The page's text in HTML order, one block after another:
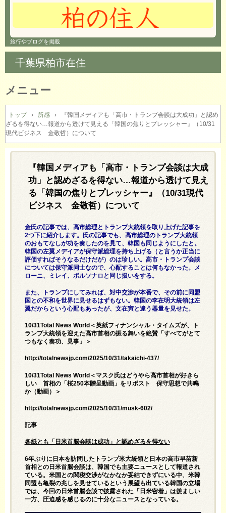
旅行やブログを掲載
千葉県柏市在住
メニュー
コ
ン
テ
ン
トップ › 所感 ›
『韓国メディアも「高市・トランプ会談は大成功」と認め
ざるを得ない…報道から透けて見える「韓国の焦りとプレッシャー』（10/31
現代ビジネス 金敬哲）について
『韓国メディアも「高市・トランプ会談は大成
功」と認めざるを得ない…報道から透けて見え
る「韓国の焦りとプレッシャー』（10/31現代
ビジネス 金敬哲）について
金氏の記事では、高市総理とトランプ大統領を取り上げた記事を
2つ下に紹介します。氏の記事でも、高市総理のトランプ大統領
のおもてなしが功を奏したのを見て、韓国も同じようにしたと。
韓国の左翼メデイアが保守派総理を持ち上げる（と言うか正当に
評価すればそうなるだけだが）のは珍しい。高市・トランプ会談
については保守派同士なので、心配することは何もなかった。メ
ローニ、ミレイ、ボルソナロと同じ扱いをする。
また、トランプにしてみれば、対中交渉が本番で、その前に同盟
国との不和を世界に見せるはずもない。韓国の李在明大統領は左
翼だからという心配もあったが、文在寅と違う器量を見せた。
10/31Total News World＜英紙フィナンシャル・タイムズが、ト
ランプ大統領を迎えた高市首相の振る舞いを絶賛「すべてがとて
つもなく奏功、見事」＞
http://totalnewsjp.com/2025/10/31/takaichi-437/
10/31Total News World＜マスク氏はどうやら高市首相が好きら
しい 首相の「桜250本贈呈動画」をリポスト 保守思想で共鳴
か（動画）＞
http://totalnewsjp.com/2025/10/31/musk-602/
記事
各紙とも「日米首脳会談は成功」と認めざるを得ない
6年ぶりに日本を訪問したトランプ米大統領と日本の高市早苗新
首相との日米首脳会談は、韓国でも主要ニュースとして報道され
ている。米国との関税交渉がなかなか妥結できずにいる中、米韓
同盟も亀裂の兆しを見せているという展望も出ている韓国の立場
では、今回の日米首脳会談で披露された「日米密着」は羨ましい
一方、圧迫感を感じるのに十分なニュースとなっている。